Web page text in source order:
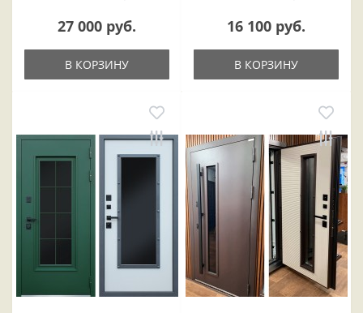
27 000 руб.
В КОРЗИНУ
16 100 руб.
В КОРЗИНУ